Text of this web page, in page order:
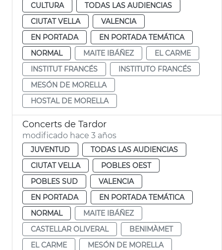
CULTURA
TODAS LAS AUDIENCIAS
CIUTAT VELLA
VALENCIA
EN PORTADA
EN PORTADA TEMÁTICA
NORMAL
MAITE IBÁÑEZ
EL CARME
INSTITUT FRANCÉS
INSTITUTO FRANCÉS
MESÓN DE MORELLA
HOSTAL DE MORELLA
Concerts de Tardor
modificado hace 3 años
JUVENTUD
TODAS LAS AUDIENCIAS
CIUTAT VELLA
POBLES OEST
POBLES SUD
VALENCIA
EN PORTADA
EN PORTADA TEMÁTICA
NORMAL
MAITE IBÁÑEZ
CASTELLAR OLIVERAL
BENIMÀMET
EL CARME
MESÓN DE MORELLA